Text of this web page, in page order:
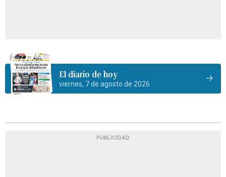
El diario de hoy
viernes, 7 de agosto de 2026
PUBLICIDAD